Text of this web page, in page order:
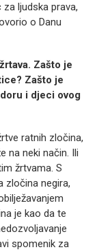
ljudska prava,
o Danu
Zašto je
Zašto je
i djeci ovog
ratnih zločina,
na neki način. Ili
žrtvama. S
zločina negira,
je kao da te
spomenik za